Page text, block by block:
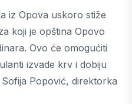
iz Opova uskoro stiže
koji je opština Opovo
Ovo će omogućiti
izvade krv i dobiju
Popović, direktorka